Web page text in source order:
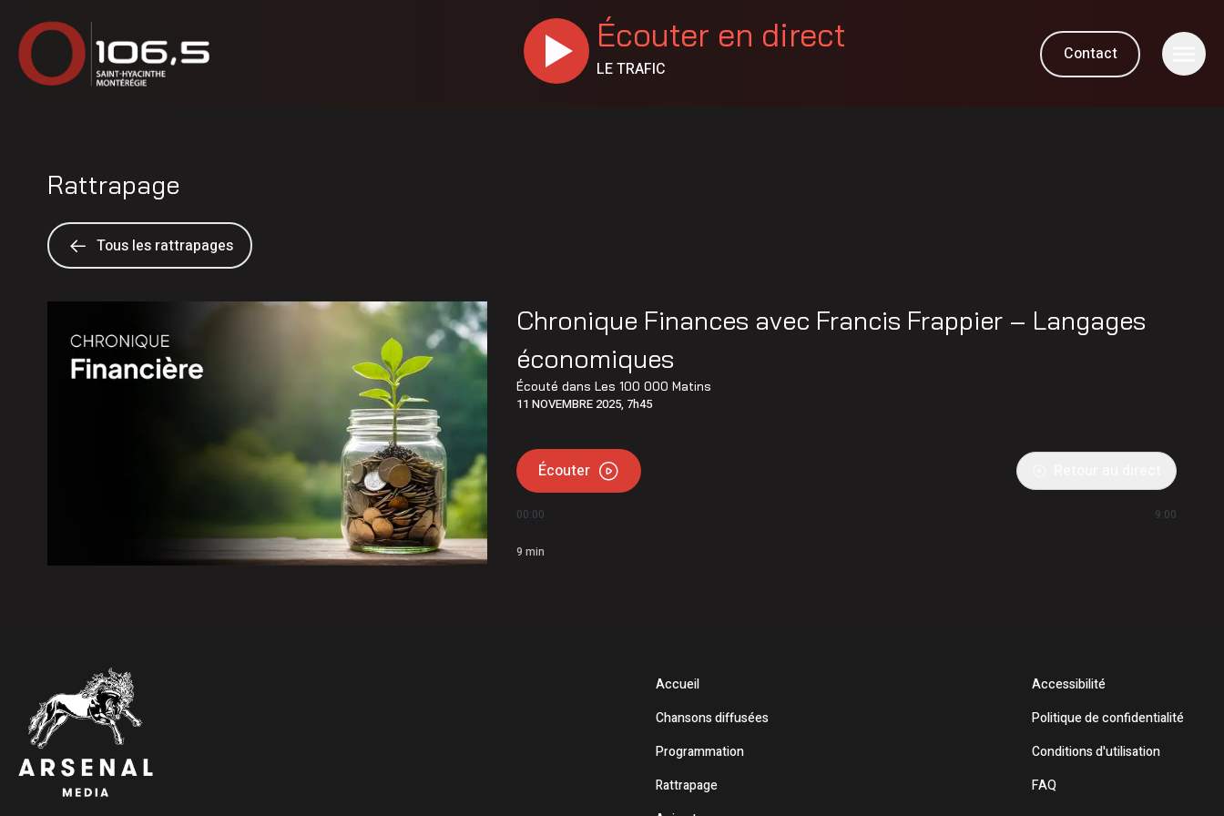
Écouter en direct
LE TRAFIC
Contact
Rattrapage
Tous les rattrapages
Chronique Finances avec Francis Frappier – Langages
économiques
Écouté dansLes 100 000 Matins
11 NOVEMBRE 2025, 7h45
Écouter
00:00 9:00
9 min
Accueil
Chansons diffusées
Programmation
Rattrapage
Accessibilité
Politique de confidentialité
Conditions d'utilisation
FAQ